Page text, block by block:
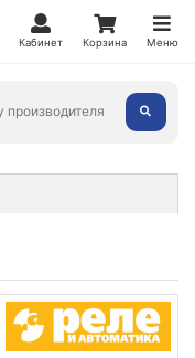
Кабинет Корзина Меню